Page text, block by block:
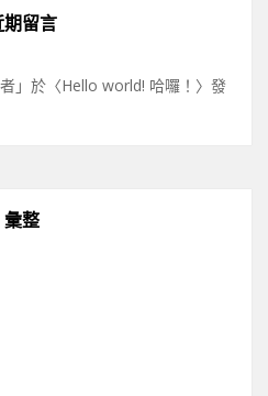
期留言
」於〈Hello world! 哈囉！ 〉發
彙整